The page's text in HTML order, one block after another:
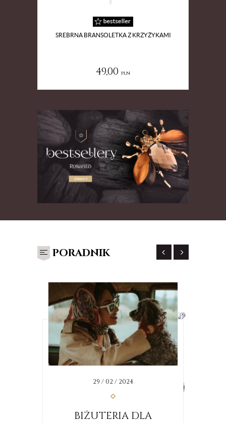
SREBRNA BRANSOLETKA Z KRZYŻYKAMI
49,00 pln
PORADNIK
29 / 02 / 2024
BIŻUTERIA DLA